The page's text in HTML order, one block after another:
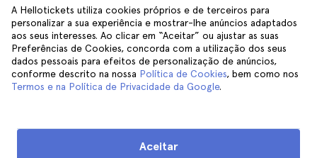
A Hellotickets utiliza cookies próprios e de terceiros para
personalizar a sua experiência e mostrar-lhe anúncios adaptados
aos seus interesses. Ao clicar em “Aceitar” ou ajustar as suas
Preferências de Cookies, concorda com a utilização dos seus
dados pessoais para efeitos de personalização de anúncios,
conforme descrito na nossa Política de Cookies, bem como nos
Termos e na Política de Privacidade da Google.
Aceitar
Termos e Condições
Aviso Legal
Cookies
Cracóvia
Tenerife
Ajuda
Siga-nos